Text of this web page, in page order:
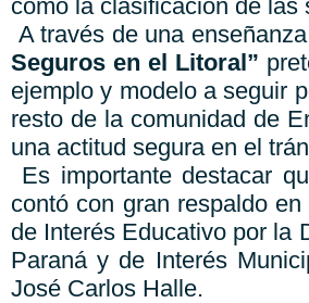
como la clasificación de las
A través de una
Seguros en el Litoral”
ejemplo y modelo a seguir
resto de la comunidad de
una actitud segura en el
Es importante destacar
contó con gran respaldo
de Interés Educativo por la
Paraná y de Interés
José Carlos Halle.